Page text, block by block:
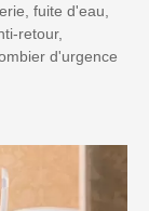
fuite d'eau,
retour,
d'urgence